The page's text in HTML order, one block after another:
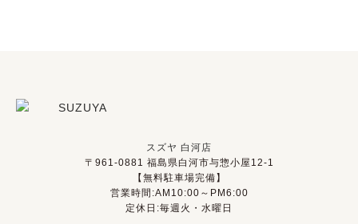
スズヤ 白河店
〒961-0881 福島県白河市与惣小屋12-1
【無料駐車場完備】
営業時間:AM10:00～PM6:00
定休日:毎週火・水曜日